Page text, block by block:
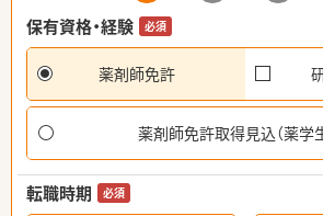
保有資格・経験
必須
薬剤師免許
薬剤師免許取得見込（薬学
転職時期 必須